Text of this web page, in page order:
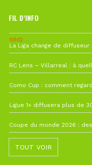
FIL D’INFO
10h12
TOUT VOIR